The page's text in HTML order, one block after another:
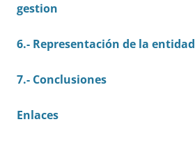
gestion
6.- Representación de la entidad
7.- Conclusiones
Enlaces